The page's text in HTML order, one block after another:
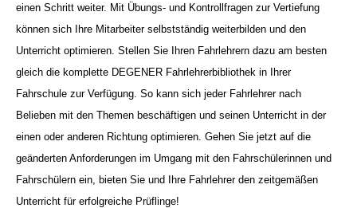
einen Schritt weiter. Mit Übungs- und Kontrollfragen zur Vertiefung
können sich Ihre Mitarbeiter selbstständig weiterbilden und den
Unterricht optimieren. Stellen Sie Ihren Fahrlehrern dazu am besten
gleich die komplette DEGENER Fahrlehrerbibliothek in Ihrer
Fahrschule zur Verfügung. So kann sich jeder Fahrlehrer nach
Belieben mit den Themen beschäftigen und seinen Unterricht in der
einen oder anderen Richtung optimieren. Gehen Sie jetzt auf die
geänderten Anforderungen im Umgang mit den Fahrschülerinnen und
Fahrschülern ein, bieten Sie und Ihre Fahrlehrer den zeitgemäßen
Unterricht für erfolgreiche Prüflinge!